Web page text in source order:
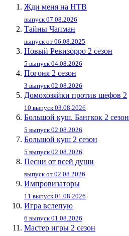
Жди меня на НТВ
выпуск 07.08.2026
Тайны Чапман
выпуск от 06.08.2025
Новый Ревизорро 2 сезон
5 выпуск 04.08.2026
Погоня 2 сезон
3 выпуск 02.08.2026
Домохозяйки против шефов 2
10 выпуск 03.08.2026
Большой куш. Бангкок 2 сезон
5 выпуск 02.08.2026
Большой куш 2 сезон
5 выпуск 02.08.2026
Песни от всей души
выпуск от 02.08.2026
Импровизаторы
11 выпуск 01.08.2026
Игра вслепую
6 выпуск 01.08.2026
Мастер игры 2 сезон